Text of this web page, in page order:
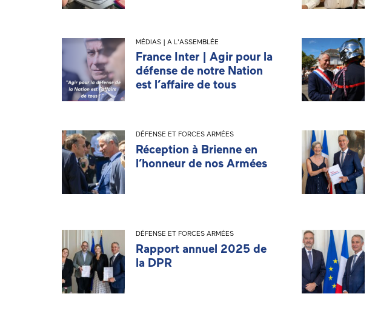
MÉDIAS | A L'ASSEMBLÉE
France Inter | Agir pour la
défense de notre Nation
est l’affaire de tous
DÉFENSE ET FORCES ARMÉES
Réception à Brienne en
l’honneur de nos Armées
DÉFENSE ET FORCES ARMÉES
Rapport annuel 2025 de
la DPR